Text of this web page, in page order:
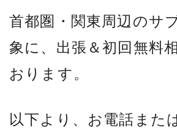
首都圏・関東周辺のサ
象に、出張＆初回無料
おります。
以下より、お電話また